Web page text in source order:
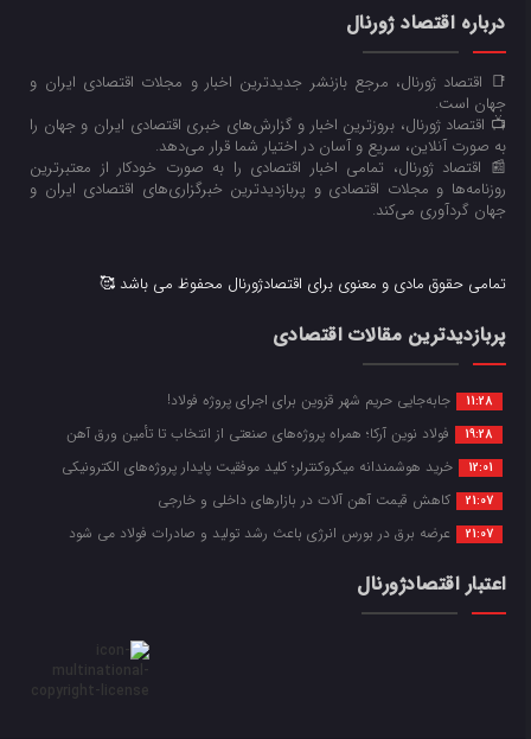
درباره اقتصاد ژورنال
📑 اقتصاد ژورنال، مرجع بازنشر جدیدترین اخبار و مجلات اقتصادی ایران و
جهان است.
📺 اقتصاد ژورنال، بروزترین اخبار و گزارش‌های خبری اقتصادی ایران و جهان را
به صورت آنلاین، سریع و آسان در اختیار شما قرار می‌‌دهد.
📰 اقتصاد ژورنال، تمامی اخبار اقتصادی را به صورت خودکار از معتبرترین
روزنامه‌ها و مجلات اقتصادی و پربازدیدترین خبرگزاری‌های اقتصادی ایران و
جهان گردآوری می‌کند.
تمامی حقوق مادی و معنوی برای اقتصادژورنال محفوظ می باشد 🥰
پربازدیدترین مقالات اقتصادی
11:28 جابه‌جایی حریم شهر قزوین برای اجرای پروژه فولاد!
19:28 فولاد نوین آرکا؛ همراه پروژه‌های صنعتی از انتخاب تا تأمین ورق آهن
12:01 خرید هوشمندانه میکروکنترلر؛ کلید موفقیت پایدار پروژه‌های الکترونیکی
21:07 کاهش قیمت آهن آلات در بازارهای داخلی و خارجی
21:07 عرضه برق در بورس انرژی باعث رشد تولید و صادرات فولاد می شود
اعتبار اقتصادژورنال